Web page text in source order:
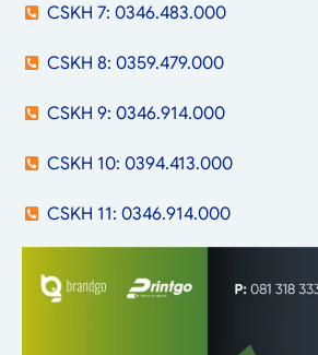
CSKH 7: 0346.483.000
CSKH 8: 0359.479.000
CSKH 9: 0346.914.000
CSKH 10: 0394.413.000
CSKH 11: 0346.914.000